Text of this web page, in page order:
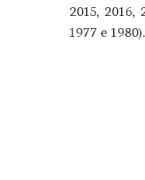
2015, 2016,
1977 e 1980).